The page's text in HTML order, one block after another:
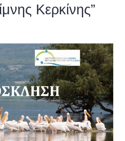
Κερκίνης”